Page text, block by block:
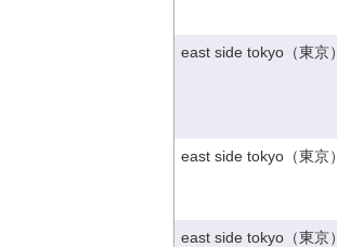
east side tokyo（東京）
east side tokyo（東京）
east side tokyo（東京）